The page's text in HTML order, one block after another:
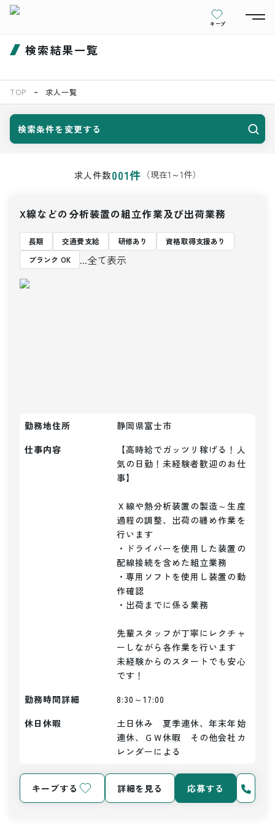
キープ
検索結果一覧
TOP 求人一覧
検索条件を変更する
求人件数001件 （現在1 ～1件）
X線などの分析装置の組立作業及び出荷業務
長期 交通費支給 研修あり
資格取得支援あり
ブランク OK
...全て表示
勤務地住所
静岡県富士市
仕事内容
【高時給でガッツリ稼げる！人
気の日勤！未経験者歓迎のお仕
事】
Ｘ線や熱分析装置の製造～生産
過程の調整、出荷の纏め作業を
行います
・ドライバーを使用した装置の
配線接続を含めた組立業務
・専用ソフトを使用し装置の動
作確認
・出荷までに係る業務
先輩スタッフが丁寧にレクチャ
ーしながら各作業を行います
未経験からのスタートでも安心
です！
勤務時間詳細
8:30～17:00
休日休暇
土日休み　夏季連休、年末年始
連休、ＧＷ休暇　その他会社カ
レンダーによる
キープする 詳細を見る 応募する